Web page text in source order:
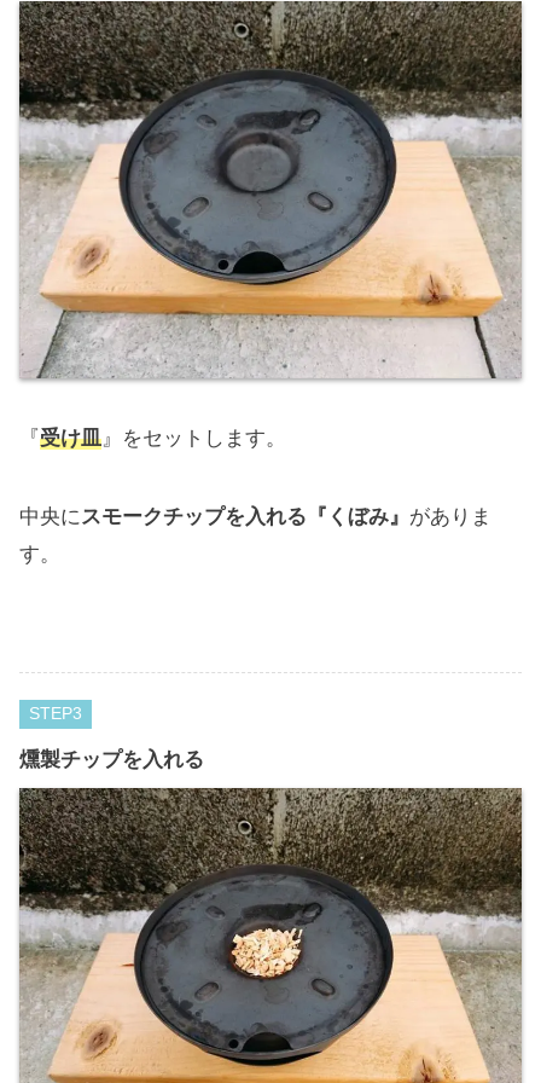
『受け皿 』をセットします。
中央に スモークチップを入れる『くぼみ』 がありま
す。
STEP
燻製チップを入れる